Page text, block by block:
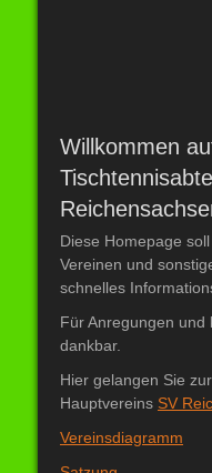
Willkommen
Diese Homepage
Vereinen und
schnelles
Für Anregungen und
dankbar.
Hier gelangen Sie
Hauptvereins SV
Vereinsdiagramm